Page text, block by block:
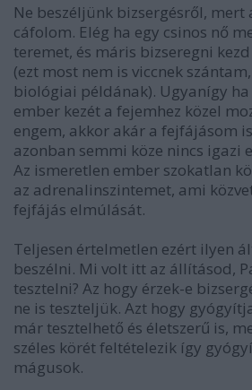
Ne beszéljünk bizsergésről, mert
cáfolom. Elég ha egy csinos nő
teremet, és máris bizseregni
(ezt most nem is viccnek
biológiai példának). Ugyanígy
ember kezét a fejemhez közel
engem, akkor akár a fejfájásom
azonban semmi köze nincs igazi
Az ismeretlen ember szokatlan
az adrenalinszintemet, ami
fejfájás elmúlását.
Teljesen értelmetlen ezért ilyen
beszélni. Mi volt itt az állításod,
tesztelni? Az hogy érzek-e
ne is teszteljük. Azt hogy
már tesztelhető és életszerű is,
széles körét feltételezik így
mágusok.